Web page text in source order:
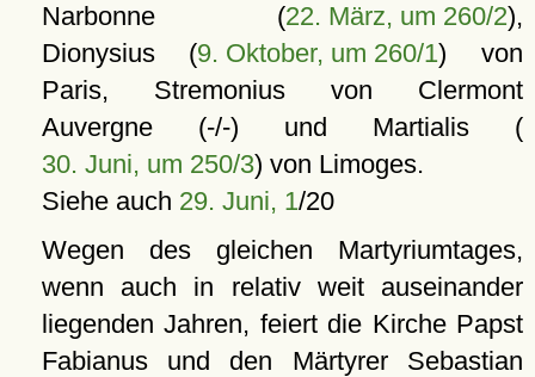
Narbonne (22. März, um 260/2),
Dionysius (9. Oktober, um 260/1) von
Paris, Stremonius von Clermont
Auvergne (-/-) und Martialis (
30. Juni, um 250/3) von Limoges.
Siehe auch 29. Juni, 1/20
Wegen des gleichen Martyriumtages,
wenn auch in relativ weit auseinander
liegenden Jahren, feiert die Kirche Papst
Fabianus und den Märtyrer Sebastian